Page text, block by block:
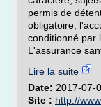
permis de
obligatoire,
conditionné par
L'assurance
Lire la suite
Date: 2017-07-
Site : http://